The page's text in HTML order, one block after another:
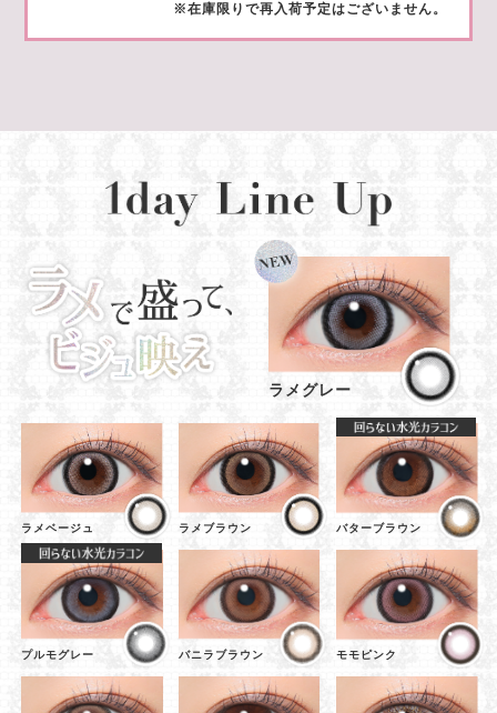
※在庫限りで再入荷予定はございません。
ラメグレー
ラメベージュ ラメブラウン バターブラウン
プルモグレー バニラブラウン モモピンク